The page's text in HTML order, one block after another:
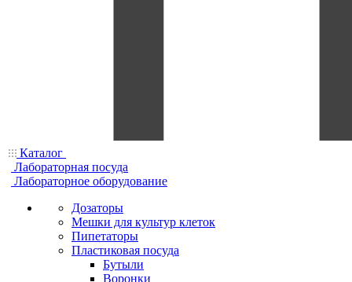
Каталог
Лабораторная посуда
Лабораторное оборудование
Дозаторы
Мешки для культур клеток
Пипетаторы
Пластиковая посуда
Бутыли
Воронки